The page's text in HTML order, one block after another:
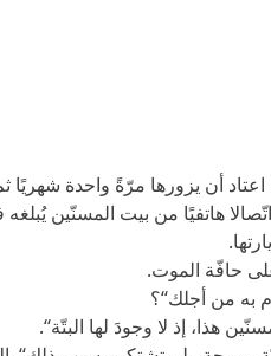
أن يزورها مرّةً واحدة شهريًا
هاتفيًا من بيت المسنّين يُبلغه
حافّة الموت.
به من أجلك‘‘؟
هذا، إذ لا وجودَ لها البتّة‘‘.